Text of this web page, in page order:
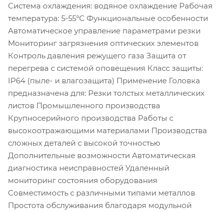
Система охлаждения: водяное охлаждение Рабочая
температура: 5-55°C Функциональные особенности
Автоматическое управление параметрами резки
Мониторинг загрязнения оптических элементов
Контроль давления режущего газа Защита от
перегрева с системой оповещения Класс защиты:
IP64 (пыле- и влагозащита) Применение Головка
предназначена для: Резки толстых металлических
листов Промышленного производства
Крупносерийного производства Работы с
высокоотражающими материалами Производства
сложных деталей с высокой точностью
Дополнительные возможности Автоматическая
диагностика неисправностей Удаленный
мониторинг состояния оборудования
Совместимость с различными типами металлов
Простота обслуживания благодаря модульной